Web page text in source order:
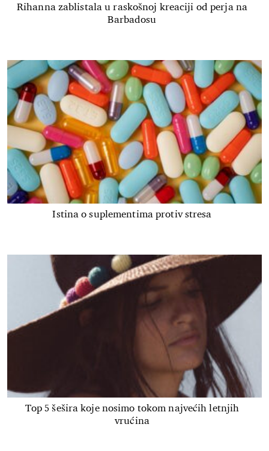
Rihanna zablistala u raskošnoj kreaciji od perja na
Barbadosu
Istina o suplementima protiv stresa
Top 5 šešira koje nosimo tokom najvećih letnjih
vrućina